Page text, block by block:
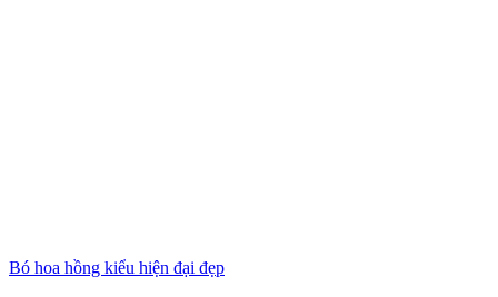
Bó hoa hồng kiểu hiện đại đẹp